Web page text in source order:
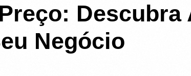
Descubra
Negócio